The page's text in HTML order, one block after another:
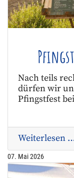
Nach teils
dürfen wir
Pfingstfest
Weiterlesen
07. Mai 2026